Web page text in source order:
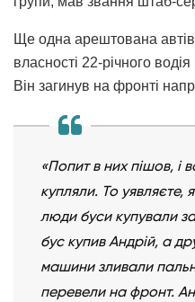
Ще одна арештована
власності 22-річного
Він загинув на фронті
«Попит в них пішов, і
купляли. То уявляєте,
люди буси купували
бус купив Андрій, а
машини зливали
перевели на фронт.